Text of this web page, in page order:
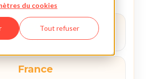
du cookies
Tout refuser
180+
salles
France